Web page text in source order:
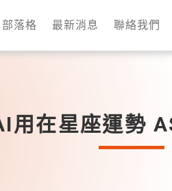
部落格 最新消息 聯絡我們
用在星座運勢